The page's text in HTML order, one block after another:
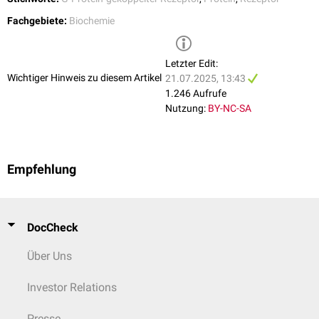
Schematischer Aufbau von G-Protein-gekoppelten Rezeptoren
Fachgebiete: Biochemie
Wichtiger Hinweis zu diesem Artikel
Letzter Edit:
21.07.2025, 13:43
1.246 Aufrufe
Nutzung: BY-NC-SA
Empfehlung
DocCheck
Über Uns
Investor Relations